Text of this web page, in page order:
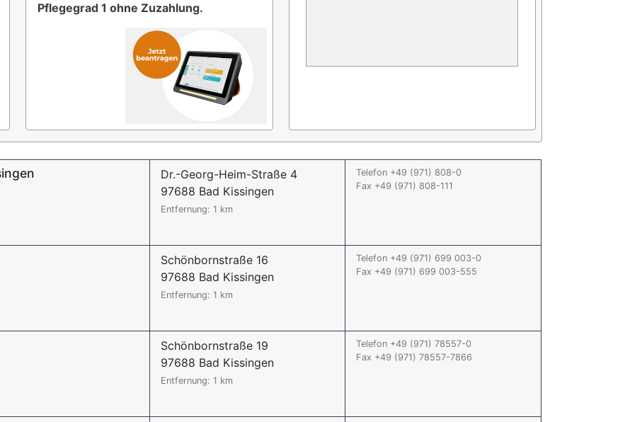
Pflegegrad 1 ohne Zuzahlung.
Dr.-Georg-Heim-Straße 4
97688 Bad Kissingen
Entfernung: 1 km
Telefon +49 (971) 808-0
Fax +49 (971) 808-111
Schönbornstraße 16
97688 Bad Kissingen
Entfernung: 1 km
Telefon +49 (971) 699 003-0
Fax +49 (971) 699 003-555
Schönbornstraße 19
97688 Bad Kissingen
Entfernung: 1 km
Telefon +49 (971) 78557-0
Fax +49 (971) 78557-7866